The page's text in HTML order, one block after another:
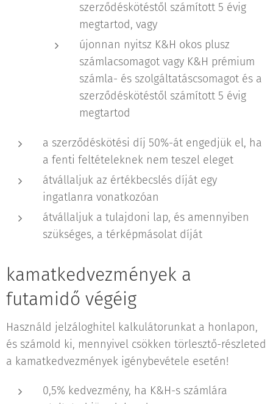
szerződéskötéstől számított 5 évig
megtartod, vagy
újonnan nyitsz K&H okos plusz
számlacsomagot vagy K&H prémium
számla- és szolgáltatáscsomagot és a
szerződéskötéstől számított 5 évig
megtartod
a szerződéskötési díj 50%-át engedjük el, ha
a fenti feltételeknek nem teszel eleget
átvállaljuk az értékbecslés díját egy
ingatlanra vonatkozóan
átvállaljuk a tulajdoni lap, és amennyiben
szükséges, a térképmásolat díját
kamatkedvezmények a
futamidő végéig
Használd jelzáloghitel kalkulátorunkat a honlapon,
és számold ki, mennyivel csökken törlesztő-részleted
a kamatkedvezmények igénybevétele esetén!
0,5% kedvezmény, ha K&H-s számlára